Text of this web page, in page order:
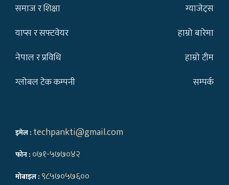
समाज र शिक्षा
याप्स र सफ्टवेयर
नेपाल र प्रविधि
ग्लोबल टेक कम्पनी
ग्याजेट्स
हाम्रो बारेमा
हाम्रो टीम
सम्पर्क
इमेल : techpankti@gmail.com
फोन : ०७१-५७७०४२
मोबाइल : ९८५७०५७६००